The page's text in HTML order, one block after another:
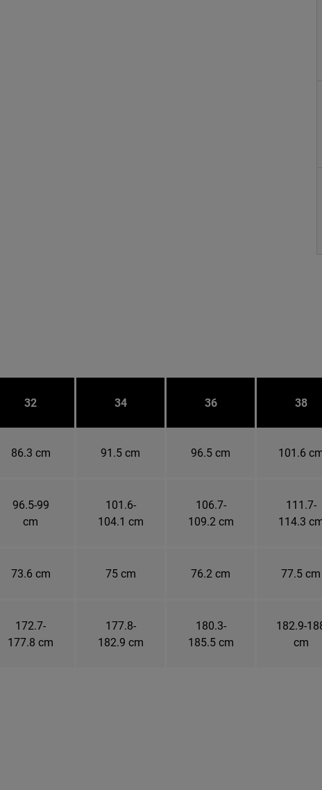
32 34 36 38
86.3 cm 91.5 cm 96.5 cm 101.6
96.5-99
cm
101.6-
104.1 cm
106.7-
109.2 cm
111.7-
114.3
73.6 cm 75 cm 76.2 cm 77.5 cm
172.7-
177.8 cm
177.8-
182.9 cm
180.3-
185.5 cm
182.9-
cm